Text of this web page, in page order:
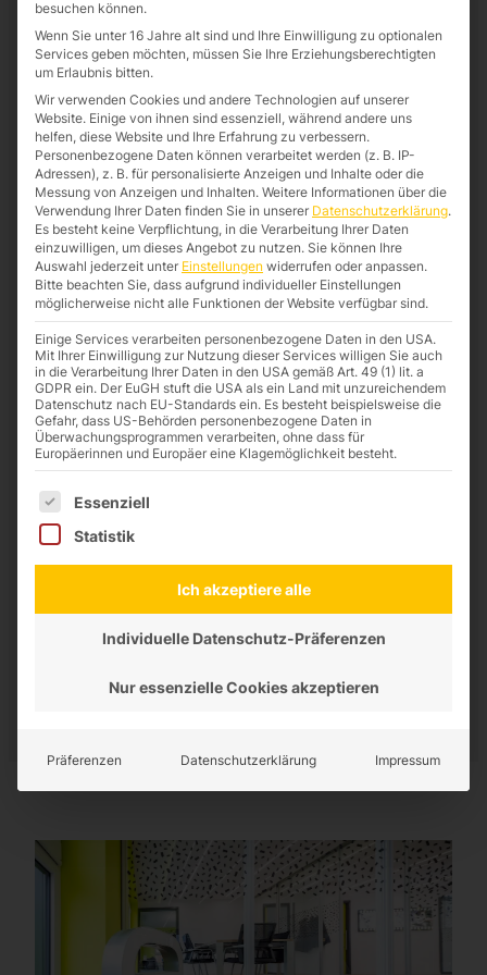
Eckverbinder
besuchen können.
Wenn Sie unter 16 Jahre alt sind und Ihre Einwilligung zu optionalen
Services geben möchten, müssen Sie Ihre Erziehungsberechtigten
um Erlaubnis bitten.
Wir verwenden Cookies und andere Technologien auf unserer
Website. Einige von ihnen sind essenziell, während andere uns
helfen, diese Website und Ihre Erfahrung zu verbessern.
Personenbezogene Daten können verarbeitet werden (z. B. IP-
Adressen), z. B. für personalisierte Anzeigen und Inhalte oder die
Messung von Anzeigen und Inhalten. Weitere Informationen über die
Verwendung Ihrer Daten finden Sie in unserer Datenschutzerklärung.
Es besteht keine Verpflichtung, in die Verarbeitung Ihrer Daten
einzuwilligen, um dieses Angebot zu nutzen. Sie können Ihre
Auswahl jederzeit unter Einstellungen widerrufen oder anpassen.
Bitte beachten Sie, dass aufgrund individueller Einstellungen
möglicherweise nicht alle Funktionen der Website verfügbar sind.
Einige Services verarbeiten personenbezogene Daten in den USA.
Mit Ihrer Einwilligung zur Nutzung dieser Services willigen Sie auch
in die Verarbeitung Ihrer Daten in den USA gemäß Art. 49 (1) lit. a
GDPR ein. Der EuGH stuft die USA als ein Land mit unzureichendem
Datenschutz nach EU-Standards ein. Es besteht beispielsweise die
Gefahr, dass US-Behörden personenbezogene Daten in
Überwachungsprogrammen verarbeiten, ohne dass für
Europäerinnen und Europäer eine Klagemöglichkeit besteht.
Es folgt eine Liste der Service-Gruppen, für die eine
Essenziell
Statistik
Ich akzeptiere alle
Individuelle Datenschutz-Präferenzen
Nur essenzielle Cookies akzeptieren
Präferenzen Datenschutzerklärung Impressum